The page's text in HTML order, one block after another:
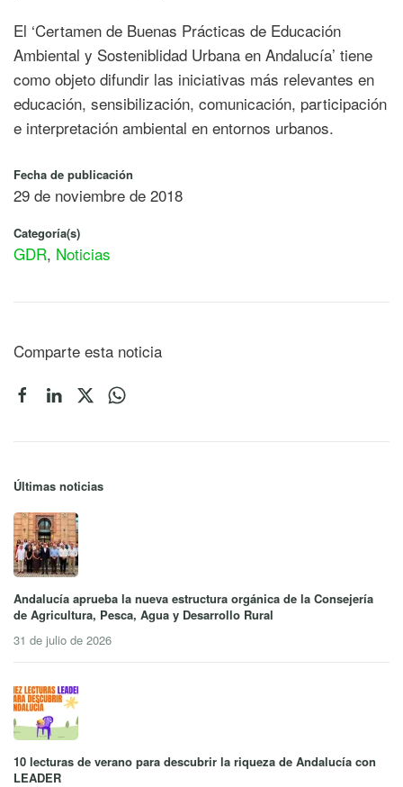
El ‘Certamen de Buenas Prácticas de Educación
Ambiental y Sosteniblidad Urbana en Andalucía’ tiene
como objeto difundir las iniciativas más relevantes en
educación, sensibilización, comunicación, participación
e interpretación ambiental en entornos urbanos.
Fecha de publicación
29 de noviembre de 2018
Categoría(s)
GDR, Noticias
Comparte esta noticia
Últimas noticias
Andalucía aprueba la nueva estructura orgánica de la Consejería
de Agricultura, Pesca, Agua y Desarrollo Rural
31 de julio de 2026
10 lecturas de verano para descubrir la riqueza de Andalucía con
LEADER